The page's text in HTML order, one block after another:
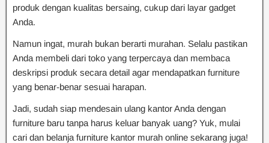
produk dengan kualitas bersaing, cukup dari layar gadget
Anda.
Namun ingat, murah bukan berarti murahan. Selalu pastikan
Anda membeli dari toko yang terpercaya dan membaca
deskripsi produk secara detail agar mendapatkan furniture
yang benar-benar sesuai harapan.
Jadi, sudah siap mendesain ulang kantor Anda dengan
furniture baru tanpa harus keluar banyak uang? Yuk, mulai
cari dan belanja furniture kantor murah online sekarang juga!